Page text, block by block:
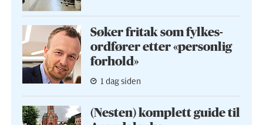
Søker fritak som fylkes­
ordfører etter «personlig
forhold»
1 dag siden
(Nesten) komplett guide til